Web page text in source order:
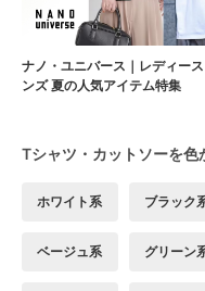
ナノ・ユニバース｜レディー
ンズ 夏の人気アイテム特集
Tシャツ・カットソーを色
ホワイト系 ブラック
ベージュ系 グリーン